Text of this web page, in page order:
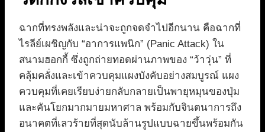
ฉากที่ทรงพลังและน่าจะถูกจดจำไปอีกนาน คือฉากที่
ไรลีย์เผชิญกับ “อาการแพนิก” (Panic Attack) ใน
สนามฮอกกี้ ซึ่งถูกถ่ายทอดผ่านภาพของ “ว้าวุ่น” ที่
คลุ้มคลั่งและเข้าควบคุมแผงบังคับอย่างสมบูรณ์ แผง
ควบคุมที่เคยเรียบง่ายกลับกลายเป็นพายุหมุนของปุ่ม
และคันโยกมากมายมหาศาล พร้อมกับจินตนาการถึง
อนาคตที่เลวร้ายที่สุดนับล้านรูปแบบฉายขึ้นพร้อมกัน